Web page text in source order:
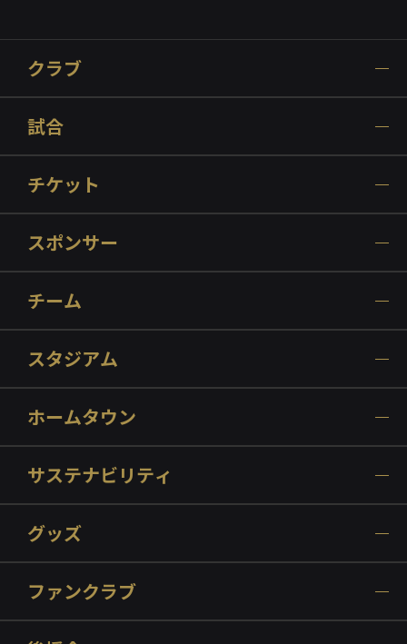
クラブ
試合
チケット
スポンサー
チーム
スタジアム
ホームタウン
サステナビリティ
グッズ
ファンクラブ